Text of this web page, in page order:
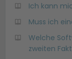
Ich kann
Muss ich
Welche
zweiten